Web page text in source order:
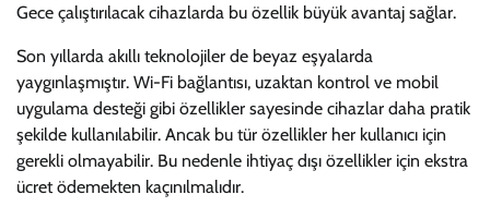
Gece çalıştırılacak cihazlarda bu özellik büyük avantaj sağlar.
Son yıllarda akıllı teknolojiler de beyaz eşyalarda
yaygınlaşmıştır. Wi-Fi bağlantısı, uzaktan kontrol ve mobil
uygulama desteği gibi özellikler sayesinde cihazlar daha pratik
şekilde kullanılabilir. Ancak bu tür özellikler her kullanıcı için
gerekli olmayabilir. Bu nedenle ihtiyaç dışı özellikler için ekstra
ücret ödemekten kaçınılmalıdır.